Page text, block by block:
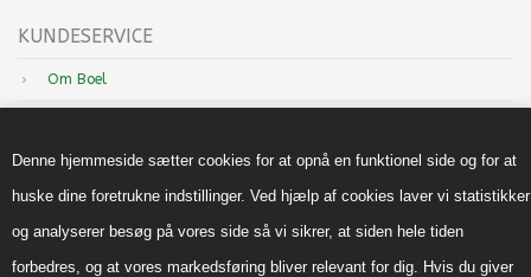
Denne hjemmeside sætter cookies for at opnå en funktionel side og for at
huske dine foretrukne indstillinger. Ved hjælp af cookies laver vi statistikker
og analyserer besøg på vores side så vi sikrer, at siden hele tiden
forbedres, og at vores markedsføring bliver relevant for dig. Hvis du giver
KUNDESERVICE
Om Boel
Inspiration